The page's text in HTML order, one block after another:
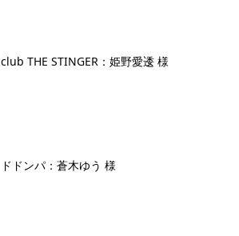
club THE STINGER：姫野愛逶 様
ドドンパ：蒼木ゆう 様